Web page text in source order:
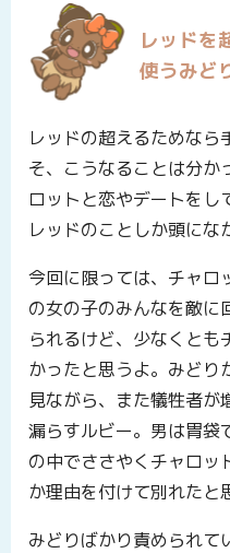
レッドを
使うみど
レッドの超えるためなら
そ、こうなることは分か
ロットと恋やデートをし
レッドのことしか頭にな
今回に限っては、チャロ
の女の子のみんなを敵に
られるけど、少なくとも
かったと思うよ。みどり
見ながら、また犠牲者が
漏らすルビー。男は胃袋
の中でささやくチャロッ
か理由を付けて別れたと
みどりばかり責められて